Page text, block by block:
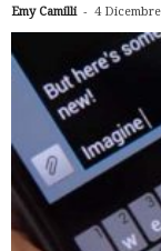
Emy Camilli - 4